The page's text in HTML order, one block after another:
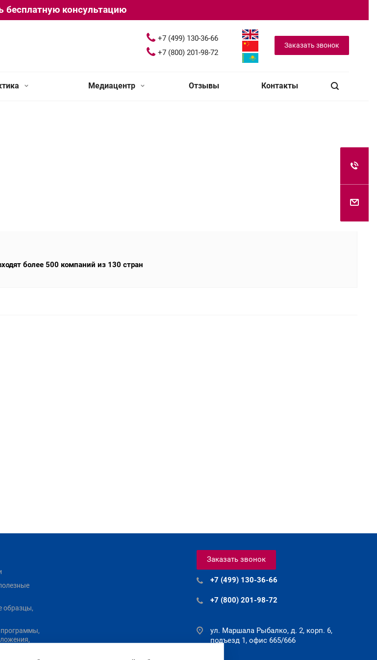
бесплатную консультацию
+7 (499) 130-36-66
+7 (800) 201-98-72
Заказать звонок
Медиацентр Отзывы Контакты
более 500 компаний из 130 стран
Заказать звонок
+7 (499) 130-36-66
+7 (800) 201-98-72
ул. Маршала Рыбалко, д. 2, корп. 6,
подъезд 1, офис 665/666